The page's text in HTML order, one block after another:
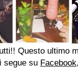
Questo ultimo
segue su Facebook